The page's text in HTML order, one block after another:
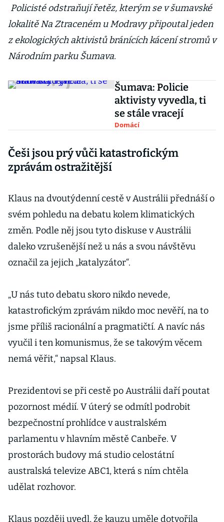
Policisté odstraňují řetěz, kterým se v šumavské
lokalitě Na Ztraceném u Modravy připoutal jeden
z ekologických aktivistů bránících kácení stromů v
Národním parku Šumava.
Šumava: Policie
aktivisty vyvedla, ti
se stále vracejí
Domácí
Češi jsou prý vůči katastrofickým
zprávám ostražitější
Klaus na dvoutýdenní cestě v Austrálii přednáší o
svém pohledu na debatu kolem klimatických
změn. Podle něj jsou tyto diskuse v Austrálii
daleko vzrušenější než u nás a svou návštěvu
označil za jejich „katalyzátor“.
„U nás tuto debatu skoro nikdo nevede,
katastrofickým zprávám nikdo moc nevěří, na to
jsme příliš racionální a pragmatičtí. A navíc nás
vyučil i ten komunismus, že se takovým věcem
nemá věřit,“ napsal Klaus.
Prezidentovi se při cestě po Austrálii daří poutat
pozornost médií. V úterý se odmítl podrobit
bezpečnostní prohlídce v australském
parlamentu v hlavním městě Canbeře. V
prostorách budovy má studio celostátní
australská televize ABC1, která s ním chtěla
udělat rozhovor.
Klaus později uvedl, že kauzu uměle dotvořila